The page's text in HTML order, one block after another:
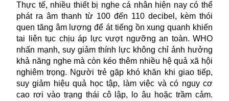
Thực tế, nhiều thiết bị nghe cá nhân hiện nay có thể
phát ra âm thanh từ 100 đến 110 decibel, kèm thói
quen tăng âm lượng để át tiếng ồn xung quanh khiến
tai liên tục chịu áp lực vượt ngưỡng an toàn. WHO
nhấn mạnh, suy giảm thính lực không chỉ ảnh hưởng
khả năng nghe mà còn kéo thêm nhiều hệ quả xã hội
nghiêm trọng. Người trẻ gặp khó khăn khi giao tiếp,
suy giảm hiệu quả học tập, làm việc và có nguy cơ
cao rơi vào trạng thái cô lập, lo âu hoặc trầm cảm.